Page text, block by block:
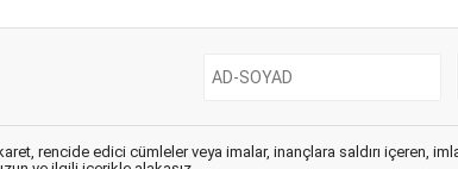
rencide edici cümleler veya imalar, inançlara saldırı içeren,